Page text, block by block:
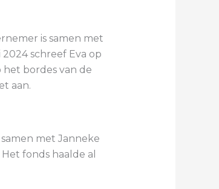
is samen met
schreef Eva op
het bordes van de
aan.
met Janneke
fonds haalde al